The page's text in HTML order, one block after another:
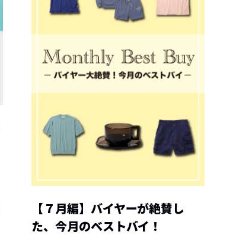
【７月編】バイヤーが絶賛し
た、今月のベストバイ！